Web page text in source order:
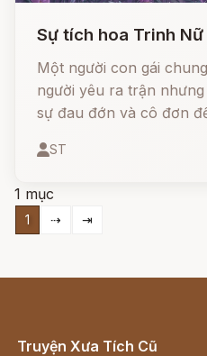
Sự tích hoa Trinh Nữ
Một người con gái
người yêu ra trận
sự đau đớn và cô đơn
nằm xuống mọc lên
tay che mặt người con
ST
1 mục
1 ⇢ ⇥
Truyện Xưa Tích Cũ